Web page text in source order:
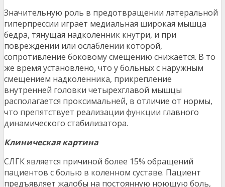
Значительную роль в предотвращении латеральной
гиперпрессии играет медиальная широкая мышца
бедра, тянущая надколенник кнутри, и при
повреждении или ослаблении которой,
сопротивление боковому смещению снижается. В то
же время установлено, что у больных с наружным
смещением надколенника, прикрепление
внутренней головки четырехглавой мышцы
располагается проксимальней, в отличие от нормы,
что препятствует реализации функции главного
динамического стабилизатора.
Клиническая картина
СЛГК является причиной более 15% обращений
пациентов с болью в коленном суставе. Пациент
предъявляет жалобы на постоянную ноющую боль,